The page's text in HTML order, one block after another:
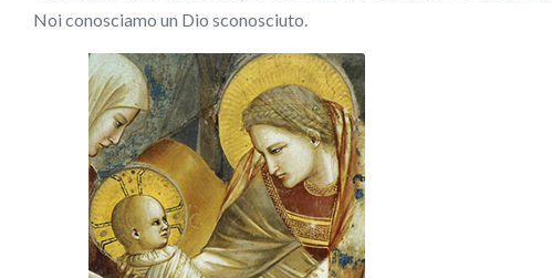
Noi conosciamo un Dio sconosciuto.